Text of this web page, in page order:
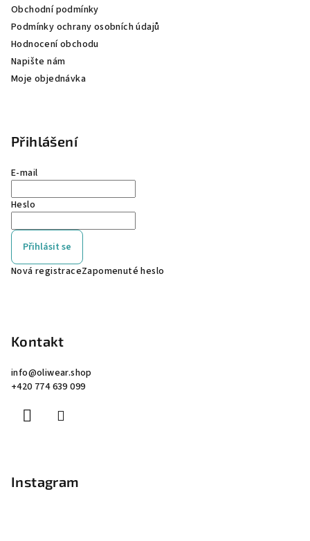
Obchodní podmínky
Podmínky ochrany osobních údajů
Hodnocení obchodu
Napište nám
Moje objednávka
Přihlášení
E-mail
Heslo
Přihlásit se
Nová registraceZapomenuté heslo
Kontakt
info@oliwear.shop
+420 774 639 099
Instagram